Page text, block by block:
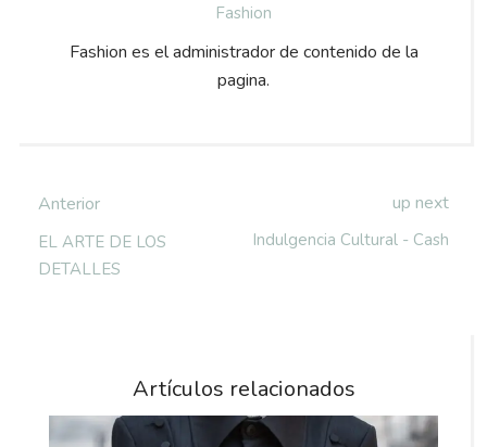
Fashion
Fashion es el administrador de contenido de la
pagina.
Anterior
EL ARTE DE LOS
DETALLES
up next
Indulgencia Cultural - Cash
Artículos relacionados